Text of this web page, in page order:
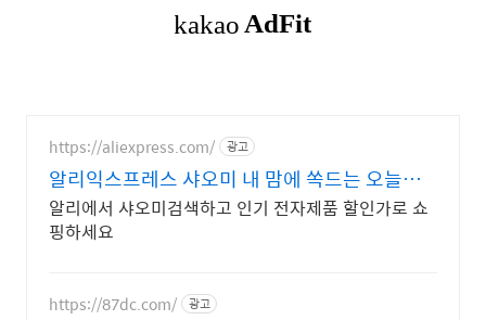
https://aliexpress.com/ 광고
알리익스프레스 샤오미 내 맘에 쏙드는 오늘의
특가
알리에서 샤오미검색하고 인기 전자제품 할인가로 쇼
핑하세요
https://87dc.com/ 광고